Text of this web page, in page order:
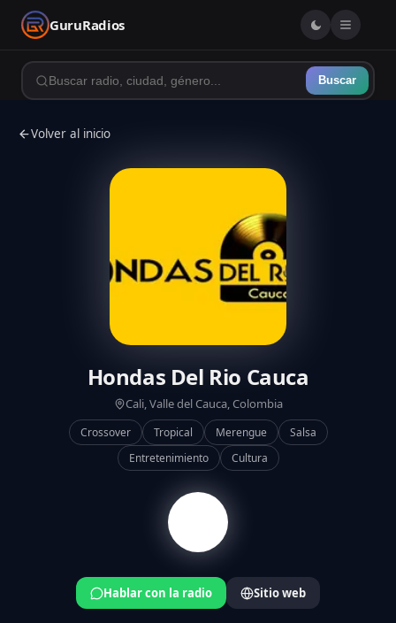
GuruRadios
Buscar
Volver al inicio
Hondas Del Rio Cauca
Cali, Valle del Cauca, Colombia
Crossover Tropical Merengue
Salsa
Entretenimiento
Cultura
Hablar con la radio Sitio web